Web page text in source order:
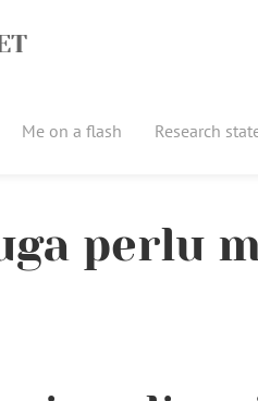
Me on a flash Research
perlu